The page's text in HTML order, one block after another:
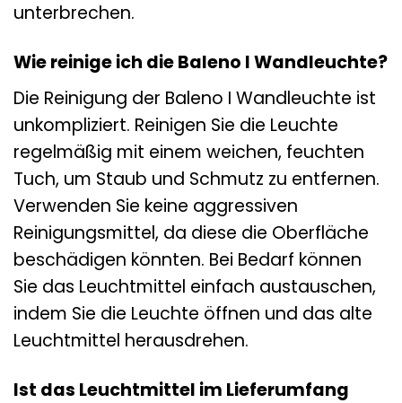
unterbrechen.
Wie reinige ich die Baleno I Wandleuchte?
Die Reinigung der Baleno I Wandleuchte ist
unkompliziert. Reinigen Sie die Leuchte
regelmäßig mit einem weichen, feuchten
Tuch, um Staub und Schmutz zu entfernen.
Verwenden Sie keine aggressiven
Reinigungsmittel, da diese die Oberfläche
beschädigen könnten. Bei Bedarf können
Sie das Leuchtmittel einfach austauschen,
indem Sie die Leuchte öffnen und das alte
Leuchtmittel herausdrehen.
Ist das Leuchtmittel im Lieferumfang